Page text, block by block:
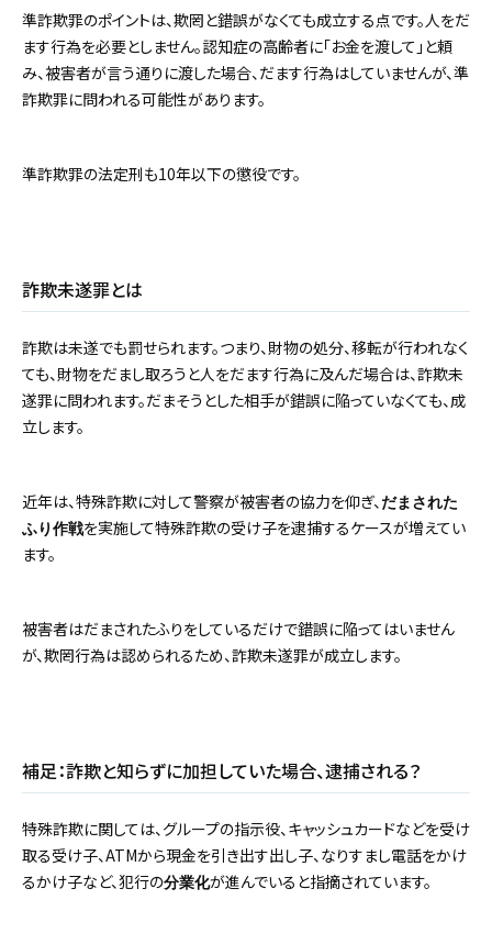
準詐欺罪のポイントは、欺罔と錯誤がなくても成立する点です。人をだ
ます行為を必要としません。認知症の高齢者に「お金を渡して」と頼
み、被害者が言う通りに渡した場合、だます行為はしていませんが、準
詐欺罪に問われる可能性があります。
準詐欺罪の法定刑も10年以下の懲役です。
詐欺未遂罪とは
詐欺は未遂でも罰せられます。つまり、財物の処分、移転が行われなく
ても、財物をだまし取ろうと人をだます行為に及んだ場合は、詐欺未
遂罪に問われます。だまそうとした相手が錯誤に陥っていなくても、成
立します。
近年は、特殊詐欺に対して警察が被害者の協力を仰ぎ、 だまされた
ふり作戦を実施して特殊詐欺の受け子を逮捕するケースが増えてい
ます。
被害者はだまされたふりをしているだけで錯誤に陥ってはいません
が、欺罔行為は認められるため、詐欺未遂罪が成立します。
補足：詐欺と知らずに加担していた場合、逮捕される？
特殊詐欺に関しては、グループの指示役、キャッシュカードなどを受け
取る受け子、ATMから現金を引き出す出し子、なりすまし電話をかけ
るかけ子など、犯行の分業化が進んでいると指摘されています。